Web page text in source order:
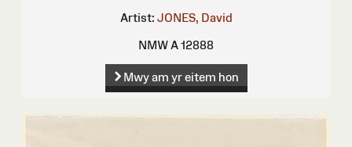
Artist: JONES, David
NMW A 12888
Mwy am yr eitem hon